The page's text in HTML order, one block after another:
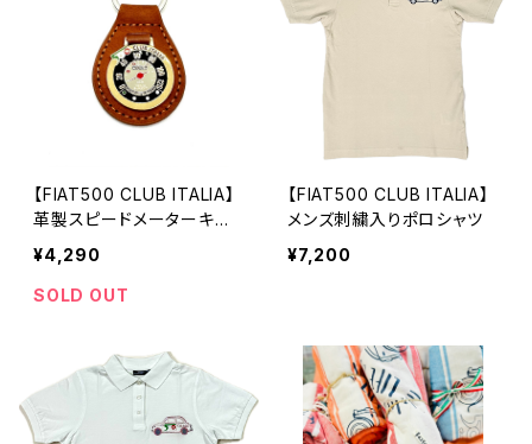
【FIAT500 CLUB ITALIA】
革製スピードメーターキー
リング
¥4,290
SOLD OUT
【FIAT500 CLUB ITALIA】
メンズ刺繍入りポロシャツ
¥7,200